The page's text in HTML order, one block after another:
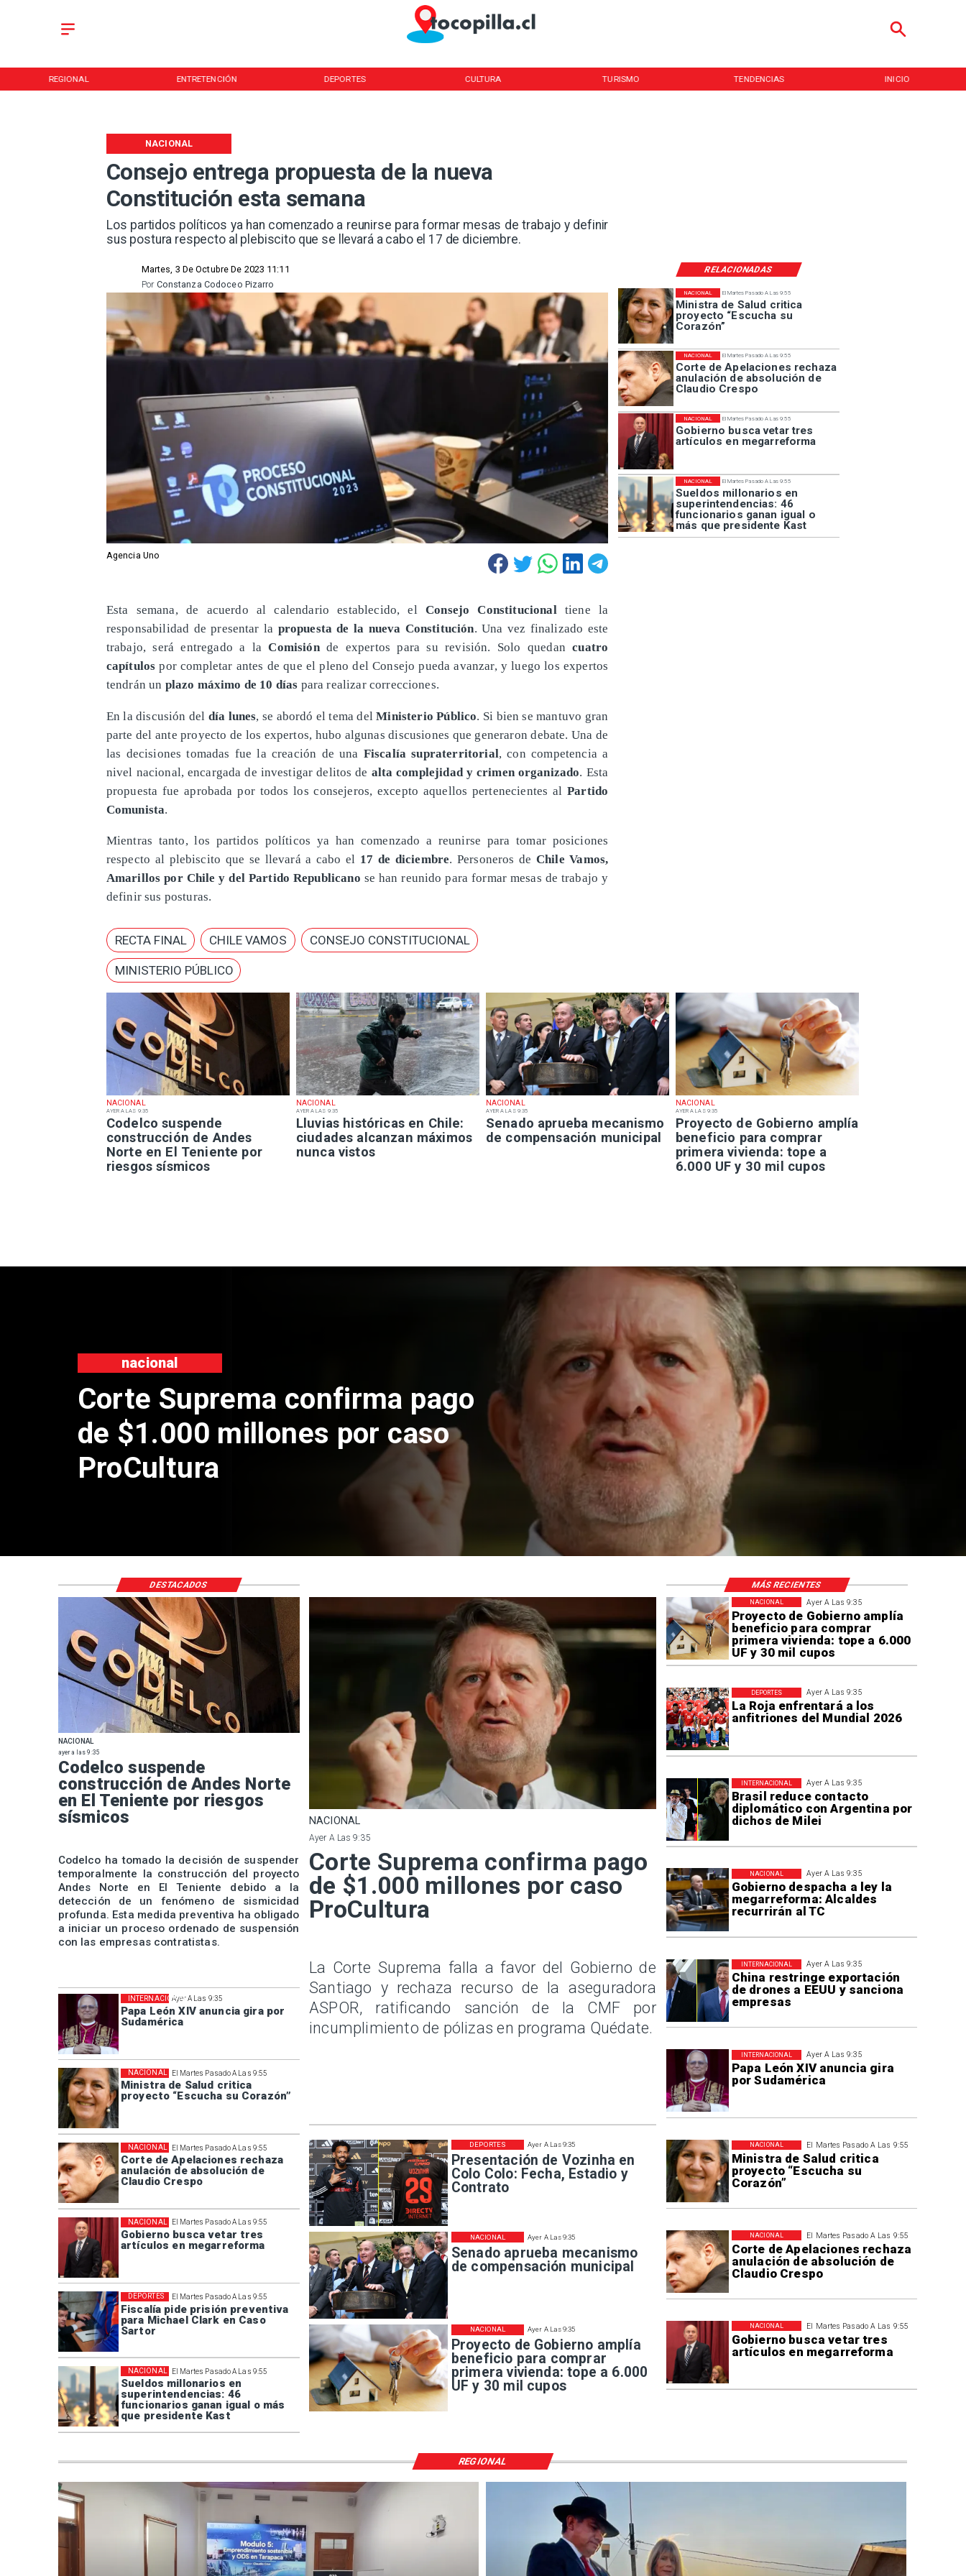
REGIONAL ENTRETENCIÓN DEPORTES CULTURA TURISMO TENDENCIAS INICIO
Consejo entrega propuesta de la nueva
Constitución esta semana
Los partidos políticos ya han comenzado a reunirse para formar mesas de trabajo y definir
sus postura respecto al plebiscito que se llevará a cabo el 17 de diciembre.
NACIONAL
RELACIONADAS
Martes, 3 De Octubre De 2023 11:11
Constanza Codoceo Pizarro
Por
Agencia Uno
NACIONAL
AYER A LAS 9:35
Codelco suspende
construcción de Andes
Norte en El Teniente por
riesgos sísmicos
NACIONAL
AYER A LAS 9:35
Lluvias históricas en Chile:
ciudades alcanzan máximos
nunca vistos
NACIONAL
AYER A LAS 9:35
Senado aprueba mecanismo
de compensación municipal
NACIONAL
AYER A LAS 9:35
Proyecto de Gobierno amplía
beneficio para comprar
primera vivienda: tope a
6.000 UF y 30 mil cupos
El Martes Pasado A Las 9:55
Ministra de Salud critica
proyecto “Escucha su
Corazón”
NACIONAL
El Martes Pasado A Las 9:55
Corte de Apelaciones rechaza
anulación de absolución de
Claudio Crespo
NACIONAL
El Martes Pasado A Las 9:55
Gobierno busca vetar tres
artículos en megarreforma
NACIONAL
El Martes Pasado A Las 9:55
Sueldos millonarios en
superintendencias: 46
funcionarios ganan igual o
más que presidente Kast
NACIONAL
Esta semana, de acuerdo al calendario establecido, elConsejo Constitucionaltiene la
responsabilidad de presentar la propuesta de la nueva Constitución. Una vez finalizado este
trabajo, será entregado a laComisiónde expertos para su revisión. Solo quedancuatro
capítulospor completar antes de que el pleno del Consejo pueda avanzar, y luego los expertos
tendrán un plazo máximo de 10 días para realizar correcciones.
En la discusión del día lunes, se abordó el tema delMinisterio Público. Si bien se mantuvo gran
parte del ante proyecto de los expertos, hubo algunas discusiones que generaron debate. Una de
las decisiones tomadas fue la creación de una Fiscalía supraterritorial, con competencia a
nivel nacional, encargada de investigar delitos de alta complejidad y crimen organizado. Esta
propuesta fue aprobada por todos los consejeros, excepto aquellos pertenecientes al Partido
Comunista.
Mientras tanto, los partidos políticos ya han comenzado a reunirse para tomar posiciones
respecto al plebiscito que se llevará a cabo el 17 de diciembre. Personeros de Chile Vamos,
Amarillos por Chile y del Partido Republicano se han reunido para formar mesas de trabajo y
definir sus posturas.
RECTA FINAL CHILE VAMOS CONSEJO CONSTITUCIONAL
MINISTERIO PÚBLICO
Corte Suprema confirma pago
de $1.000 millones por caso
ProCultura
nacional
Ayer A Las 9:35
Proyecto de Gobierno amplía
beneficio para comprar
primera vivienda: tope a 6.000
UF y 30 mil cupos
NACIONAL
Ayer A Las 9:35
La Roja enfrentará a los
anfitriones del Mundial 2026
DEPORTES
Ayer A Las 9:35
Brasil reduce contacto
diplomático con Argentina por
dichos de Milei
INTERNACIONAL
Ayer A Las 9:35
Gobierno despacha a ley la
megarreforma: Alcaldes
recurrirán al TC
NACIONAL
Ayer A Las 9:35
China restringe exportación
de drones a EEUU y sanciona
empresas
INTERNACIONAL
Ayer A Las 9:35
Papa León XIV anuncia gira
por Sudamérica
INTERNACIONAL
El Martes Pasado A Las 9:55
Ministra de Salud critica
proyecto “Escucha su
Corazón”
NACIONAL
El Martes Pasado A Las 9:55
Corte de Apelaciones rechaza
anulación de absolución de
Claudio Crespo
NACIONAL
El Martes Pasado A Las 9:55
Gobierno busca vetar tres
artículos en megarreforma
NACIONAL
Ayer A Las 9:35
Papa León XIV anuncia gira por
Sudamérica
INTERNACIONAL
El Martes Pasado A Las 9:55
Ministra de Salud critica
proyecto “Escucha su Corazón”
NACIONAL
El Martes Pasado A Las 9:55
Corte de Apelaciones rechaza
anulación de absolución de
Claudio Crespo
NACIONAL
El Martes Pasado A Las 9:55
Gobierno busca vetar tres
artículos en megarreforma
NACIONAL
El Martes Pasado A Las 9:55
Fiscalía pide prisión preventiva
para Michael Clark en Caso
Sartor
DEPORTES
El Martes Pasado A Las 9:55
Sueldos millonarios en
superintendencias: 46
funcionarios ganan igual o más
que presidente Kast
NACIONAL
Ayer A Las 9:35
Presentación de Vozinha en
Colo Colo: Fecha, Estadio y
Contrato
DEPORTES
Ayer A Las 9:35
Senado aprueba mecanismo
de compensación municipal
NACIONAL
Ayer A Las 9:35
Proyecto de Gobierno amplía
beneficio para comprar
primera vivienda: tope a 6.000
UF y 30 mil cupos
NACIONAL
NACIONAL
ayer a las 9:35
Codelco suspende
construcción de Andes Norte
en El Teniente por riesgos
sísmicos
Codelco ha tomado la decisión de suspender
temporalmente la construcción del proyecto
Andes Norte en El Teniente debido a la
detección de un fenómeno de sismicidad
profunda. Esta medida preventiva ha obligado
a iniciar un proceso ordenado de suspensión
con las empresas contratistas.
NACIONAL
Ayer A Las 9:35
Corte Suprema confirma pago
de $1.000 millones por caso
ProCultura
La Corte Suprema falla a favor del Gobierno de
Santiago y rechaza recurso de la aseguradora
ASPOR, ratificando sanción de la CMF por
incumplimiento de pólizas en programa Quédate.
DESTACADOS MÁS RECIENTES
REGIONAL